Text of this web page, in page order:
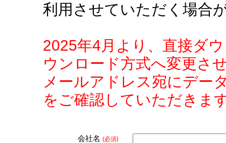
利用させていただく場合
2025年4月より、直接ダ
ウンロード方式へ変更さ
メールアドレス宛にデー
をご確認していただきま
会社名 (必須)